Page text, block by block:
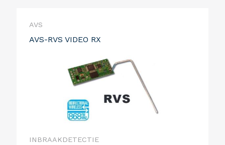
AVS
AVS-RVS VIDEO RX
INBRAAKDETECTIE